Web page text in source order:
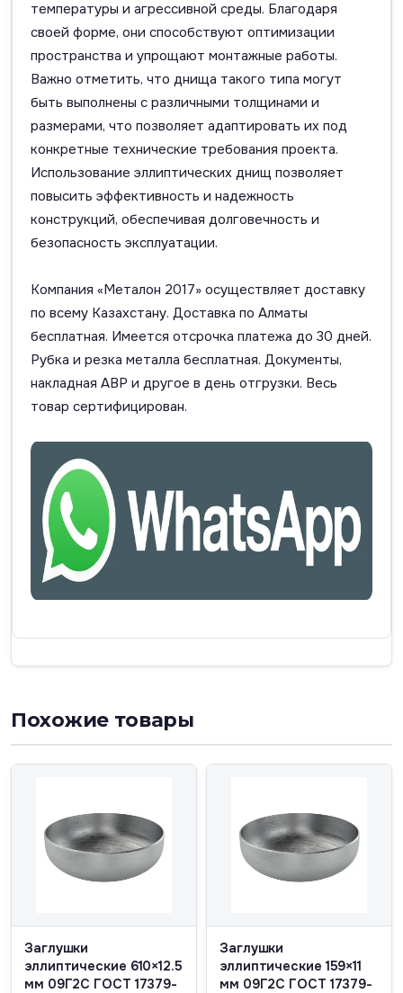
температуры и агрессивной среды. Благодаря
своей форме, они способствуют оптимизации
пространства и упрощают монтажные работы.
Важно отметить, что днища такого типа могут
быть выполнены с различными толщинами и
размерами, что позволяет адаптировать их под
конкретные технические требования проекта.
Использование эллиптических днищ позволяет
повысить эффективность и надежность
конструкций, обеспечивая долговечность и
безопасность эксплуатации.
Компания «Металон 2017» осуществляет доставку
по всему Казахстану. Доставка по Алматы
бесплатная. Имеется отсрочка платежа до 30 дней.
Рубка и резка металла бесплатная. Документы,
накладная АВР и другое в день отгрузки. Весь
товар сертифицирован.
Похожие товары
Заглушки
эллиптические 610×12.5
мм 09Г2С ГОСТ 17379-
Заглушки
эллиптические 159×11
мм 09Г2С ГОСТ 17379-